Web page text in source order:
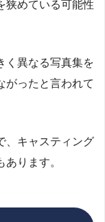
狭めている可能性
く異なる写真集を
がったと言われて
、キャスティング
ります。